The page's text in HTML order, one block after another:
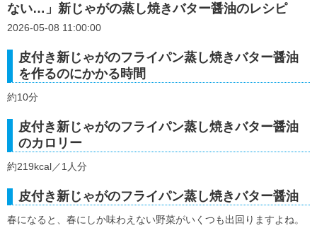
ない…」新じゃがの蒸し焼きバター醤油のレシピ
2026-05-08 11:00:00
皮付き新じゃがのフライパン蒸し焼きバター醤油
を作るのにかかる時間
約10分
皮付き新じゃがのフライパン蒸し焼きバター醤油
のカロリー
約219kcal／1人分
皮付き新じゃがのフライパン蒸し焼きバター醤油
春になると、春にしか味わえない野菜がいくつも出回りますよね。